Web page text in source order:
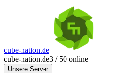
cube-nation.de
cube-nation.de3 / 50 online
Unsere Server